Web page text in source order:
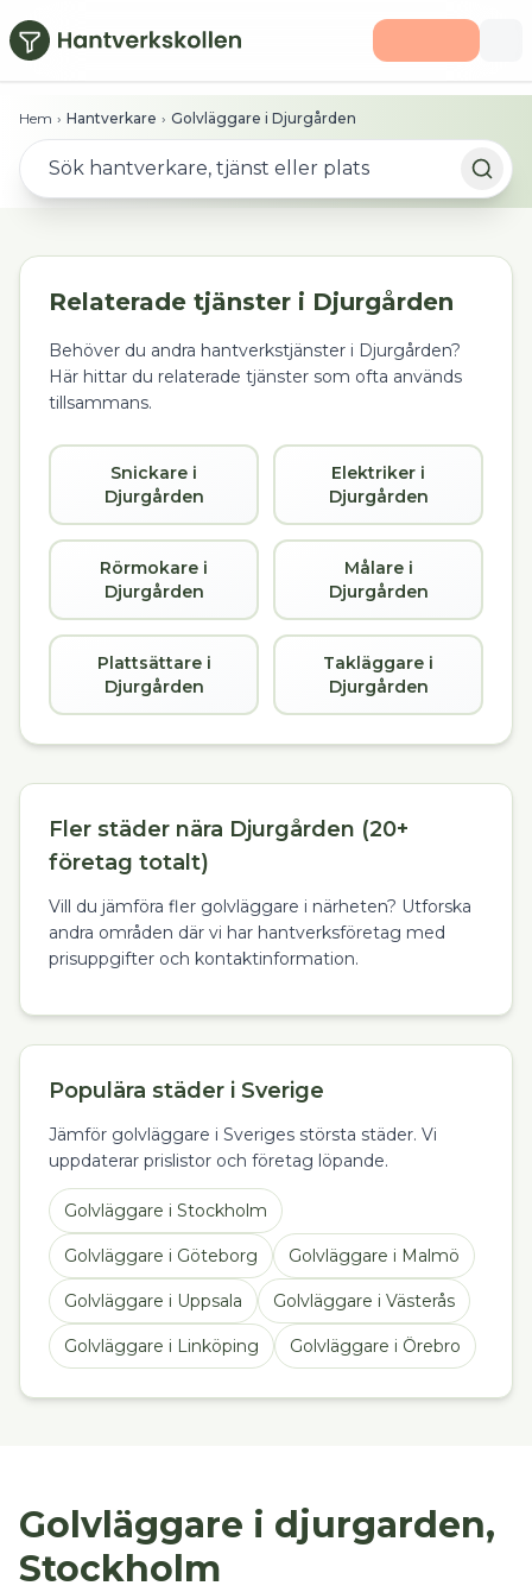
Hoppa till huvudinnehåll
Hem › Hantverkare › Golvläggare i Djurgården
Relaterade tjänster i Djurgården
Behöver du andra hantverkstjänster i Djurgården?
Här hittar du relaterade tjänster som ofta används
tillsammans.
Snickare i
Djurgården
Elektriker i
Djurgården
Rörmokare i
Djurgården
Målare i
Djurgården
Plattsättare i
Djurgården
Takläggare i
Djurgården
Fler städer nära Djurgården (20+
företag totalt)
Vill du jämföra fler golvläggare i närheten? Utforska
andra områden där vi har hantverksföretag med
prisuppgifter och kontaktinformation.
Populära städer i Sverige
Jämför golvläggare i Sveriges största städer. Vi
uppdaterar prislistor och företag löpande.
Golvläggare i Stockholm
Golvläggare i Göteborg Golvläggare i Malmö
Golvläggare i Uppsala Golvläggare i Västerås
Golvläggare i Linköping Golvläggare i Örebro
Golvläggare i djurgarden,
Stockholm